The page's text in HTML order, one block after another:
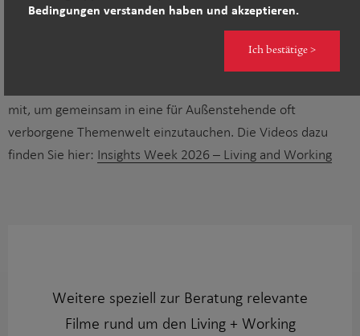
Werfen Sie einen Blick hinter die Kulissen von Swiss Life
mit, um gemeinsam in eine für Außenstehende oft
verborgene Themenwelt einzutauchen. Die Videos dazu
finden Sie hier: Insights Week 2026 – Living and Working
Weitere speziell zur Beratung relevante
Filme rund um den Living + Working
Bedingungen verstanden haben und akzeptieren.
Ich bestätige >